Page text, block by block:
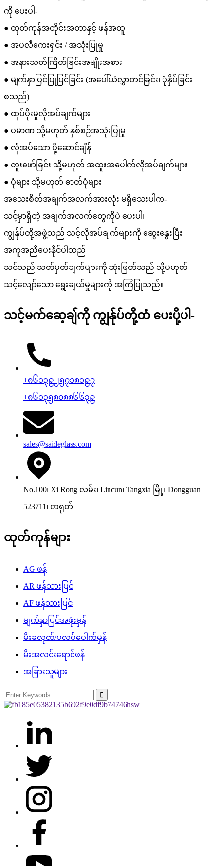
ကို ပေးပါ-
● ထုတ်ကုန်အတိုင်းအတာနှင့် ဖန်အထူ
● အပလီကေးရှင်း / အသုံးပြုမှု
● အနားသတ်ကြိတ်ခြင်းအမျိုးအစား
● မျက်နှာပြင်ပြုပြင်ခြင်း (အပေါ်ယံလွှာတင်ခြင်း၊ ပုံနှိပ်ခြင်း
စသည်)
● ထုပ်ပိုးမှုလိုအပ်ချက်များ
● ပမာဏ သို့မဟုတ် နှစ်စဉ်အသုံးပြုမှု
● လိုအပ်သော ပို့ဆောင်ချိန်
● တူးဖော်ခြင်း သို့မဟုတ် အထူးအပေါက်လိုအပ်ချက်များ
● ပုံများ သို့မဟုတ် ဓာတ်ပုံများ
အသေးစိတ်အချက်အလက်အားလုံး မရှိသေးပါက-
သင့်မှာရှိတဲ့ အချက်အလက်တွေကိုပဲ ပေးပါ။
ကျွန်ုပ်တို့အဖွဲ့သည် သင့်လိုအပ်ချက်များကို ဆွေးနွေးပြီး
အကူအညီပေးနိုင်ပါသည်
သင်သည် သတ်မှတ်ချက်များကို ဆုံးဖြတ်သည် သို့မဟုတ်
သင့်လျော်သော ရွေးချယ်မှုများကို အကြံပြုသည်။
သင့်မက်ဆေ့ချ်ကို ကျွန်ုပ်တို့ထံ ပေးပို့ပါ-
+၈၆၁၃၉၂၅၇၁၈၁၉၇
+၈၆၁၃၅၈၀၈၈၆၆၃၉
sales@saideglass.com
No.100၊ Xi Rong လမ်း၊ Lincun၊ Tangxia မြို့၊ Dongguan
523711၊ တရုတ်
ထုတ်ကုန်များ
AG ဖန်
AR ဖန်သားပြင်
AF ဖန်သားပြင်
မျက်နှာပြင်အဖုံးမှန်
မီးခလုတ်/ပလပ်ပေါက်မှန်
မီးအလင်းရောင်ဖန်
အခြားသူများ